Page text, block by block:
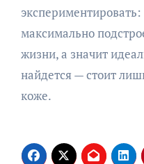
максимально
жизни, а значит
найдется — стоит
коже.